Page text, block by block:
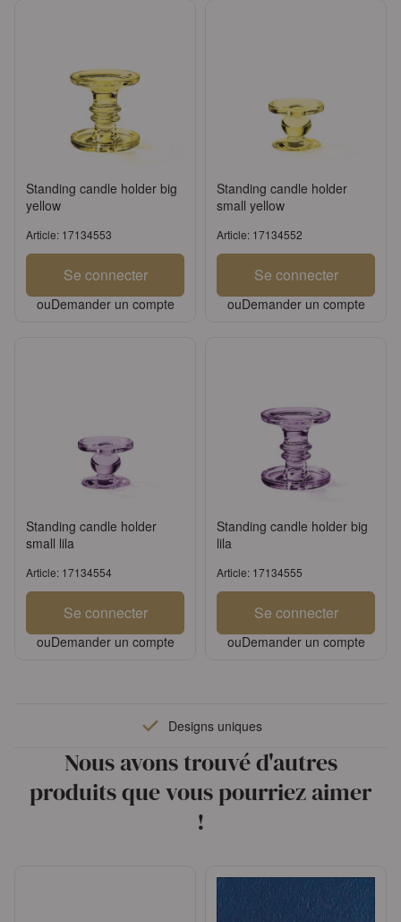
Standing candle holder big
yellow
Article: 17134553
Se connecter
ouDemander un compte
Standing candle holder
small yellow
Article: 17134552
Se connecter
ouDemander un compte
Standing candle holder
small lila
Article: 17134554
Se connecter
ouDemander un compte
Standing candle holder big
lila
Article: 17134555
Se connecter
ouDemander un compte
Designs uniques
Nous avons trouvé d'autres
produits que vous pourriez aimer
!